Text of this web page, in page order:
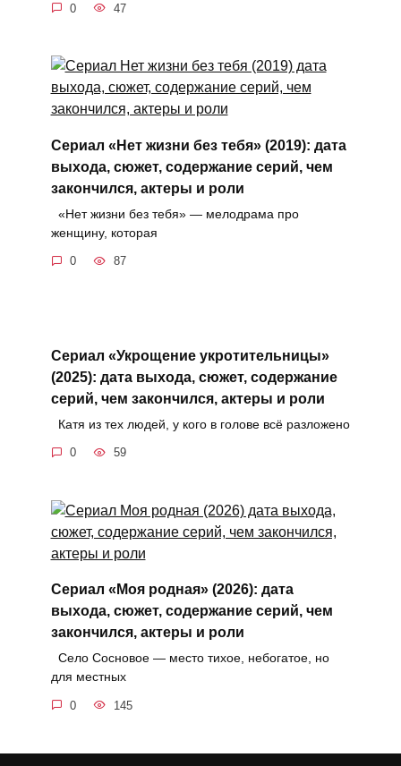
0 47
Сериал «Нет жизни без тебя» (2019): дата
выхода, сюжет, содержание серий, чем
закончился, актеры и роли
«Нет жизни без тебя» — мелодрама про
женщину, которая
0 87
Сериал «Укрощение укротительницы»
(2025): дата выхода, сюжет, содержание
серий, чем закончился, актеры и роли
Катя из тех людей, у кого в голове всё разложено
0 59
Сериал «Моя родная» (2026): дата
выхода, сюжет, содержание серий, чем
закончился, актеры и роли
Село Сосновое — место тихое, небогатое, но
для местных
0 145